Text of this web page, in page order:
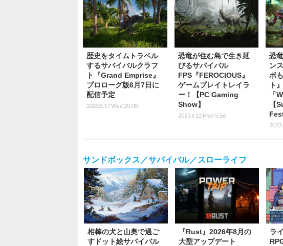
歴史をタイムトラベル
するサバイバルクラフ
ト『Grand Emprise』
プロローグ版6月7日に
配信予定
2023.5.17 Wed 20:00
恐竜が住む島で生き延
びるサバイバル
FPS『FEROCIOUS』
ゲームプレイトレイラ
ー！【PC Gaming
Show】
2023.6.12 Mon 5:56
恐
ン
ボ
ト
「
【
Fest
サンドボックス／サバイバル／スローライフ
相棒の犬と山奥で過ご
すドット絵サバイバル
『Rust』2026年8月の
大型アップデート
ラ